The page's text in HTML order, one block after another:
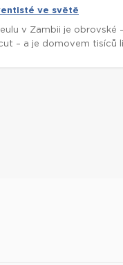
ve světě
v Zambii je obrovské
– a je domovem tisíců